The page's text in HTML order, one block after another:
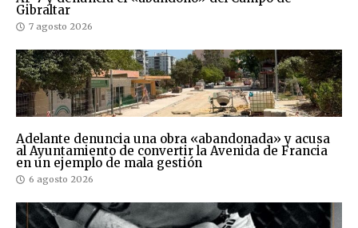
Gibraltar
7 agosto 2026
Adelante denuncia una obra «abandonada» y acusa
al Ayuntamiento de convertir la Avenida de Francia
en un ejemplo de mala gestión
6 agosto 2026